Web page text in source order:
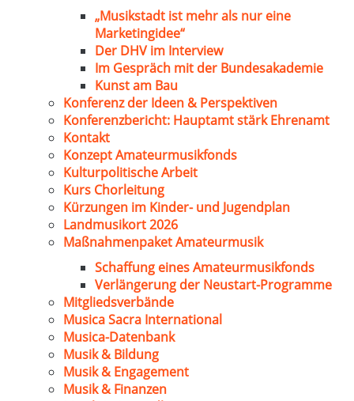
„Musikstadt ist mehr als nur eine
Marketingidee“
Der DHV im Interview
Im Gespräch mit der Bundesakademie
Kunst am Bau
Konferenz der Ideen & Perspektiven
Konferenzbericht: Hauptamt stärk Ehrenamt
Kontakt
Konzept Amateurmusikfonds
Kulturpolitische Arbeit
Kurs Chorleitung
Kürzungen im Kinder- und Jugendplan
Landmusikort 2026
Maßnahmenpaket Amateurmusik
Schaffung eines Amateurmusikfonds
Verlängerung der Neustart-Programme
Mitgliedsverbände
Musica Sacra International
Musica-Datenbank
Musik & Bildung
Musik & Engagement
Musik & Finanzen